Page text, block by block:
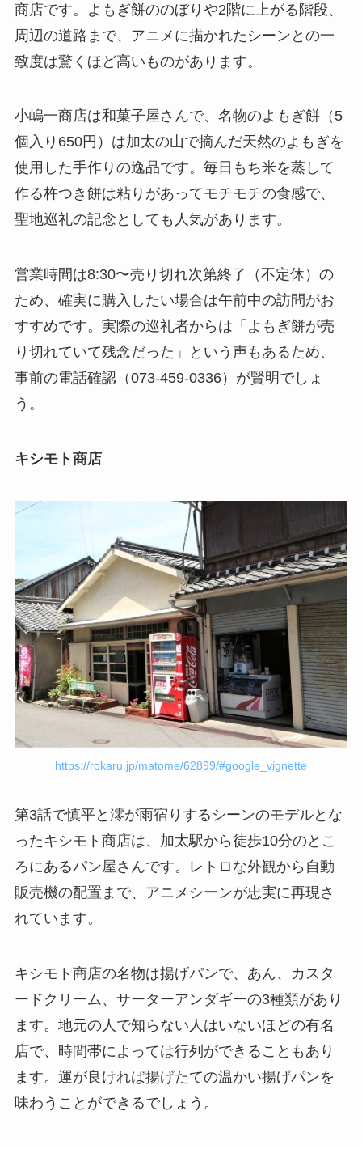
商店です。よもぎ餅ののぼりや2階に上がる階段、
周辺の道路まで、アニメに描かれたシーンとの一
致度は驚くほど高いものがあります。
小嶋一商店は和菓子屋さんで、名物のよもぎ餅（5
個入り650円）は加太の山で摘んだ天然のよもぎを
使用した手作りの逸品です。毎日もち米を蒸して
作る杵つき餅は粘りがあってモチモチの食感で、
聖地巡礼の記念としても人気があります。
営業時間は8:30〜売り切れ次第終了（不定休）の
ため、確実に購入したい場合は午前中の訪問がお
すすめです。実際の巡礼者からは「よもぎ餅が売
り切れていて残念だった」という声もあるため、
事前の電話確認（073-459-0336）が賢明でしょ
う。
キシモト商店
https://rokaru.jp/matome/62899/#google_vignette
第3話で慎平と澪が雨宿りするシーンのモデルとな
ったキシモト商店は、加太駅から徒歩10分のとこ
ろにあるパン屋さんです。レトロな外観から自動
販売機の配置まで、アニメシーンが忠実に再現さ
れています。
キシモト商店の名物は揚げパンで、あん、カスタ
ードクリーム、サーターアンダギーの3種類があり
ます。地元の人で知らない人はいないほどの有名
店で、時間帯によっては行列ができることもあり
ます。運が良ければ揚げたての温かい揚げパンを
味わうことができるでしょう。